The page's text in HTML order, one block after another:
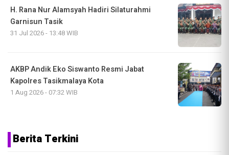
H. Rana Nur Alamsyah Hadiri Silaturahmi
Garnisun Tasik
31 Jul 2026 - 13:48 WIB
AKBP Andik Eko Siswanto Resmi Jabat
Kapolres Tasikmalaya Kota
1 Aug 2026 - 07:32 WIB
Berita Terkini